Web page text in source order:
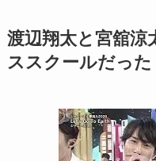
渡辺翔太と宮舘涼
ススクールだった